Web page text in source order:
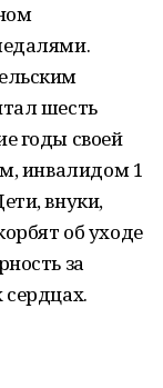
шесть
годы своей
инвалидом 1
внуки,
об уходе
за